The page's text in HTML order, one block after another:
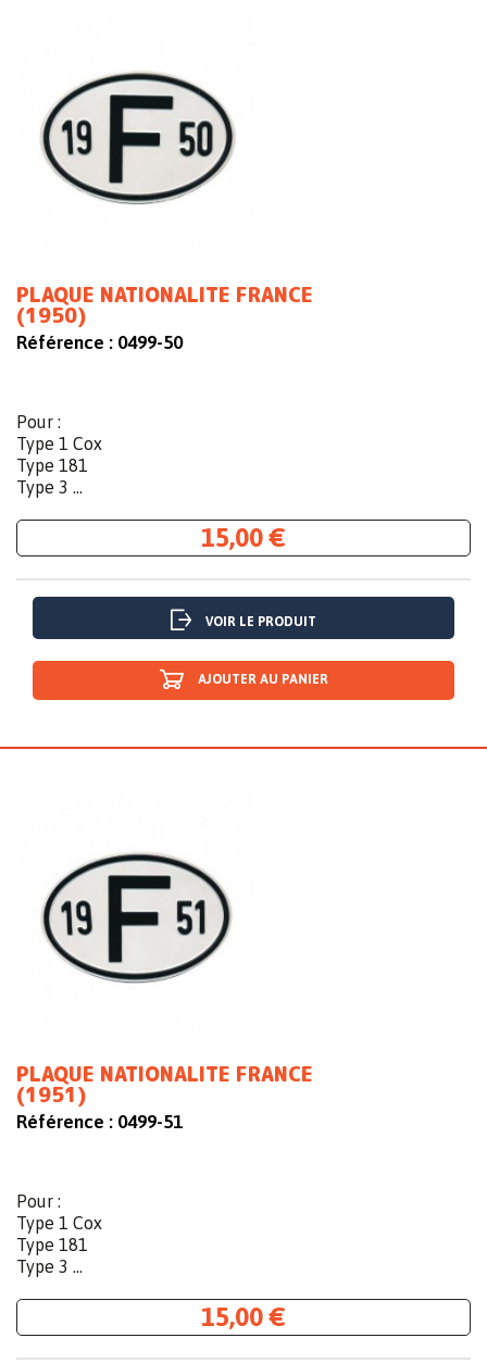
PLAQUE NATIONALITE FRANCE
(1950)
Référence : 0499-50
Pour :
Type 1 Cox
Type 181
Type 3 ...
15,00 €
VOIR LE PRODUIT
AJOUTER AU PANIER
PLAQUE NATIONALITE FRANCE
(1951)
Référence : 0499-51
Pour :
Type 1 Cox
Type 181
Type 3 ...
15,00 €